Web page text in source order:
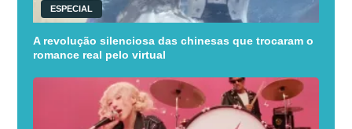
ESPECIAL
A revolução silenciosa das chinesas que trocaram o
romance real pelo virtual